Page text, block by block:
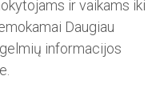
ir vaikams iki
Daugiau
informacijos